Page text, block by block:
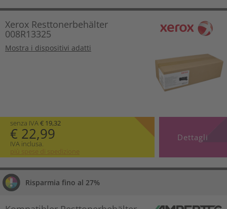
Xerox Resttonerbehälter
008R13325
Mostra i dispositivi adatti
senza IVA€ 19,32
€ 22,99
IVA inclusa.
più spese di spedizione
Dettagli
Risparmia fino al 27%